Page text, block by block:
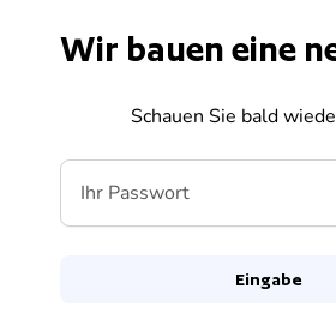
Wir bauen eine
Schauen Sie bald
Ihr Passwort
Eingabe